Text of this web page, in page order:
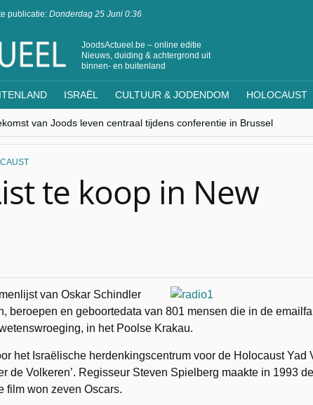
publicatie: Donderdag 25 Juni 0:36
JoodsActueel.be – online editie
Nieuws, duiding & achtergrond uit
binnen- en buitenland
ISRAËL CULTUUR & JODENDOM HOLOCAUST
van Joods leven centraal tijdens conferentie in Brussel
seculiere Westen minderheden begrijpt”, Jinnih Beels (Vooruit)
de verrassing van Oost-Europa
op de beklaagdenbank”
te koop in New
van Oskar Schindler
beroepen en geboortedata van 801 mensen die in de
in het Poolse Krakau.
het Israëlische herdenkingscentrum voor de Holocaust Yad
de Volkeren’. Regisseur Steven Spielberg maakte in 1993
film won zeven Oscars.